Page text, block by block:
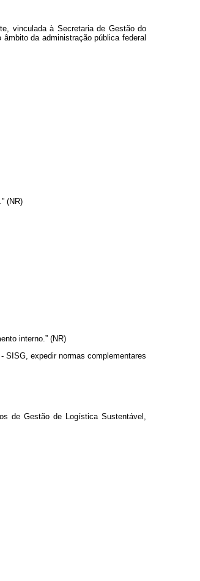
vinculada à Secretaria de Gestão do
da administração pública federal
(NR)
interno.” (NR)
SISG, expedir normas complementares
de Gestão de Logística Sustentável,